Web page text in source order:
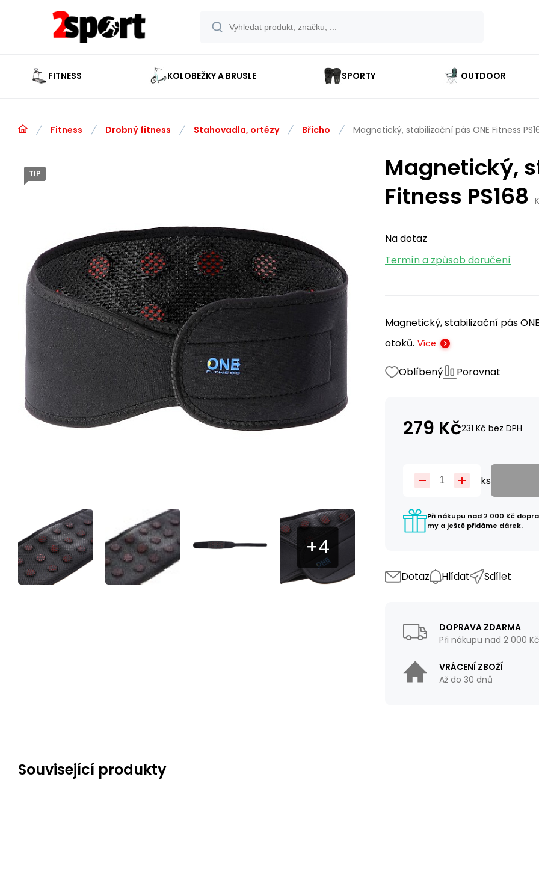
FITNESS KOLOBEŽKY A BRUSLE SPORTY OUTDOOR
Fitness Drobný fitness Stahovadla, ortézy Břicho Magnetický, stabilizační pás ONE Fitness
TIP
Magnetický,
Fitness PS168
Na dotaz
Termín a způsob doručení
Magnetický, stabilizační pás
otoků. Více
Oblíbený Porovnat
279 Kč231 Kč bez DPH
ks
Při nákupu nad 2 000 Kč
my a ještě přidáme dárek.
Dotaz Hlídat Sdílet
DOPRAVA ZDARMA
Při nákupu nad 2 000 Kč
VRÁCENÍ ZBOŽÍ
Až do 30 dnů
Související produkty